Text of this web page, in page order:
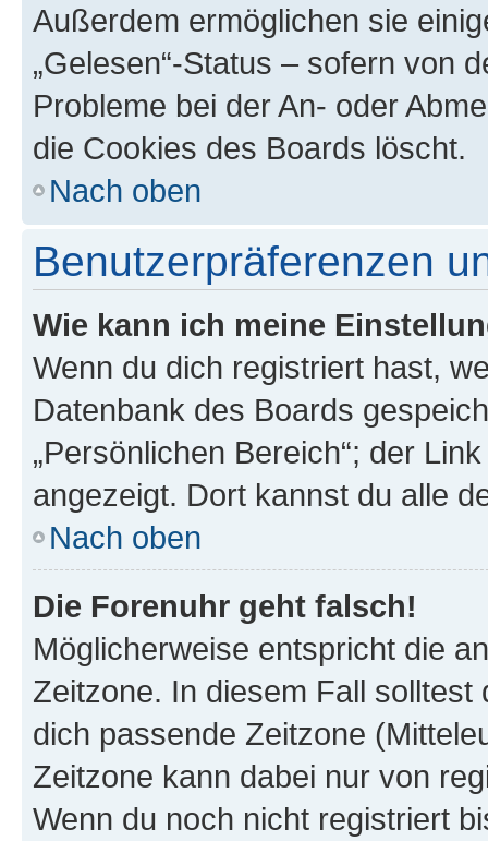
Außerdem ermöglichen sie
„Gelesen“-Status – sofern von
Probleme bei der An- oder
die Cookies des Boards löscht.
Nach oben
Benutzerpräferenzen
Wie kann ich meine
Wenn du dich registriert hast,
Datenbank des Boards
„Persönlichen Bereich“; der
angezeigt. Dort kannst du alle
Nach oben
Die Forenuhr geht falsch!
Möglicherweise entspricht die
Zeitzone. In diesem Fall solltest
dich passende Zeitzone
Zeitzone kann dabei nur von
Wenn du noch nicht registriert